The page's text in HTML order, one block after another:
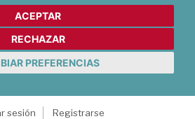
ACEPTAR
RECHAZAR
PREFERENCIAS
sesión
Registrarse